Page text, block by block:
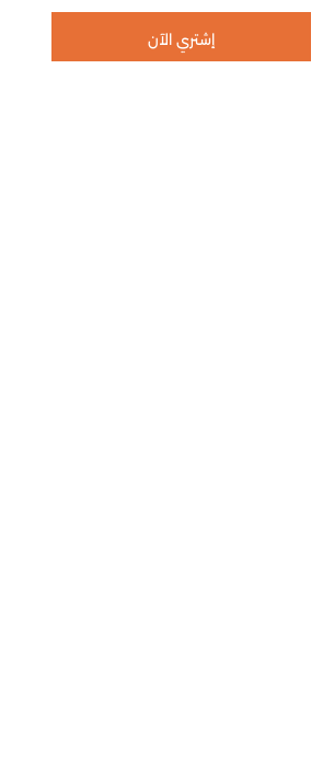
إشتري الآن